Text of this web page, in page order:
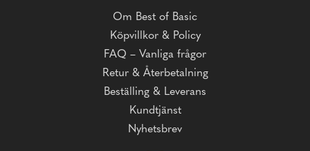
Om Best of Basic
Köpvillkor & Policy
FAQ – Vanliga frågor
Retur & Återbetalning
Beställing & Leverans
Kundtjänst
Nyhetsbrev